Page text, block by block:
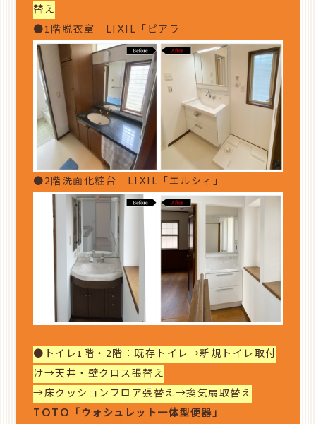
替え
●1階脱衣室 LIXIL「ピアラ」
●2階洗面化粧台 LIXIL「エルシィ」
●トイレ1階・2階：既存トイレ→新規トイレ取付
け→天井・壁クロス張替え
→床クッションフロア張替え→換気扇取替え
TOTO「ウォシュレット一体型便器」